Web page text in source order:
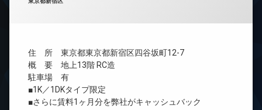
住 所 東京都東京都新宿区四谷坂町12-7
概 要 地上13階 RC造
駐車場 有
■1K／1DKタイプ限定
■さらに賃料1ヶ月分を弊社がキャッシュバック